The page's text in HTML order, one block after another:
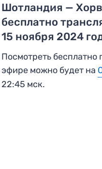
Шотландия —
бесплатно
15 ноября 2024
Посмотреть
эфире можно будет на
22:45 мск.